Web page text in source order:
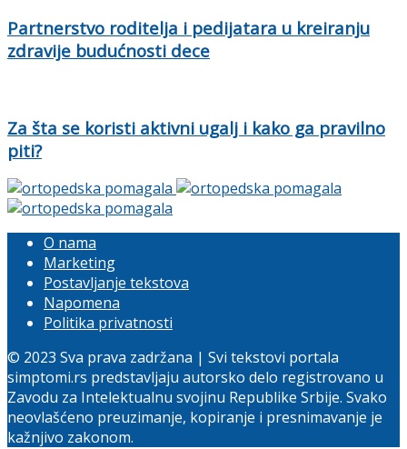
Partnerstvo roditelja i pedijatara u kreiranju
zdravije budućnosti dece
Za šta se koristi aktivni ugalj i kako ga pravilno
piti?
O nama
Marketing
Postavljanje tekstova
Napomena
Politika privatnosti
© 2023 Sva prava zadržana | Svi tekstovi portala
simptomi.rs predstavljaju autorsko delo registrovano u
Zavodu za Intelektualnu svojinu Republike Srbije. Svako
neovlašćeno preuzimanje, kopiranje i presnimavanje je
kažnjivo zakonom.